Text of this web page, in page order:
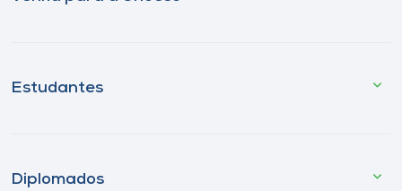
Estudantes
Diplomados